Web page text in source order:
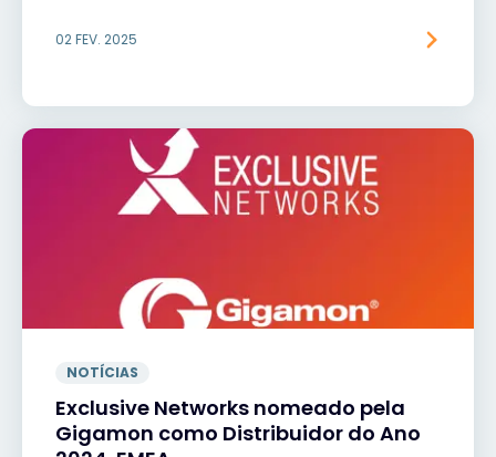
02 FEV. 2025
NOTÍCIAS
Exclusive Networks nomeado pela
Gigamon como Distribuidor do Ano